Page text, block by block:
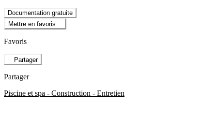
Documentation gratuite
Mettre en favoris
Favoris
Partager
Partager
Piscine et spa - Construction - Entretien